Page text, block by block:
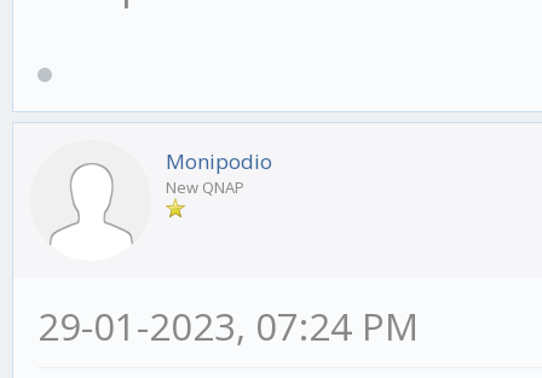
Monipodio
New QNAP
29-01-2023, 07:24 PM